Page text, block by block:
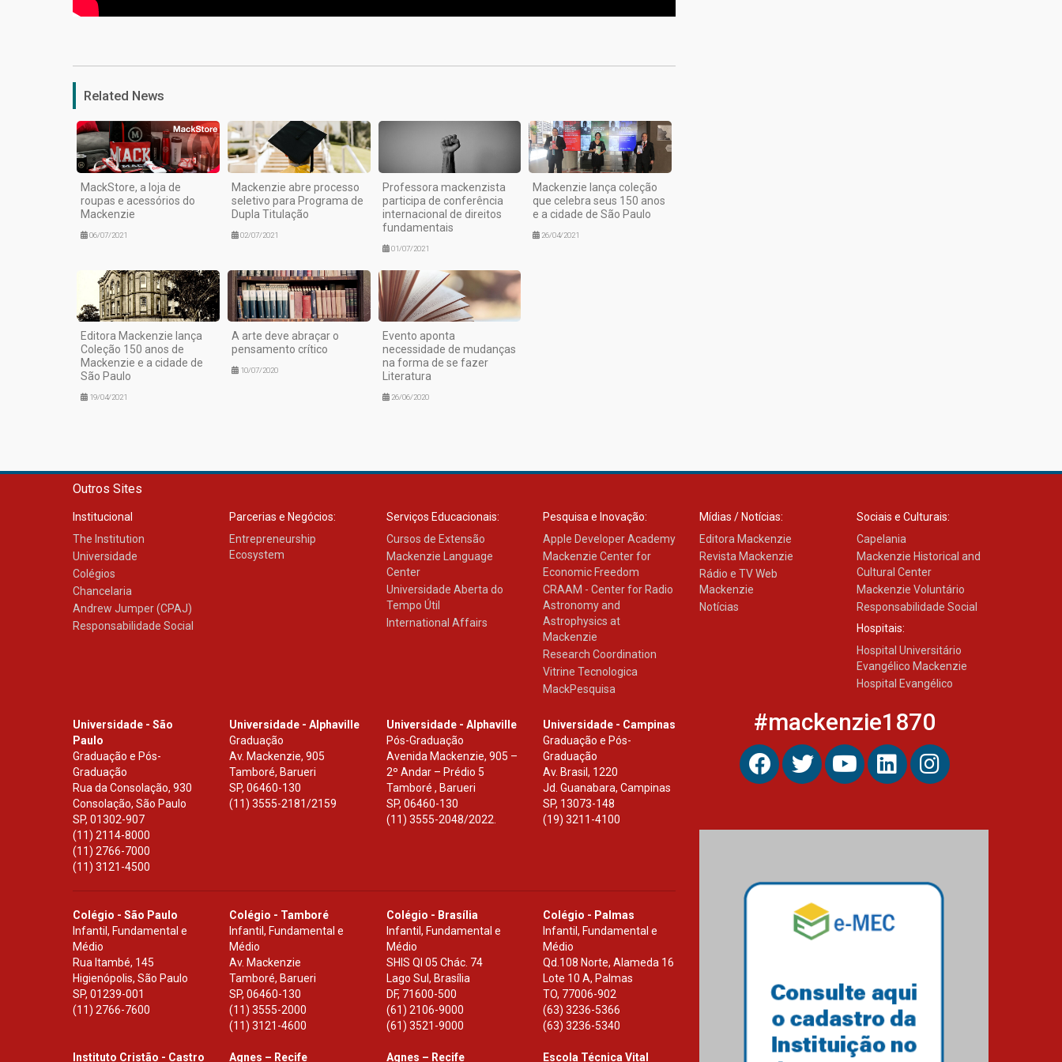
Related News
MackStore, a loja de
roupas e acessórios do
Mackenzie
06/07/2021
Mackenzie abre processo
seletivo para Programa de
Dupla Titulação
02/07/2021
Professora mackenzista
participa de conferência
internacional de direitos
fundamentais
01/07/2021
Mackenzie lança coleção
que celebra seus 150 anos
e a cidade de São Paulo
26/04/2021
Editora Mackenzie lança
Coleção 150 anos de
Mackenzie e a cidade de
São Paulo
19/04/2021
A arte deve abraçar o
pensamento crítico
10/07/2020
Evento aponta
necessidade de mudanças
na forma de se fazer
Literatura
26/06/2020
Outros Sites
Institucional
The Institution
Universidade
Colégios
Chancelaria
Andrew Jumper (CPAJ)
Responsabilidade Social
Parcerias e Negócios:
Entrepreneurship
Ecosystem
Serviços Educacionais:
Cursos de Extensão
Mackenzie Language
Center
Universidade Aberta do
Tempo Útil
International Affairs
Pesquisa e Inovação:
Apple Developer Academy
Mackenzie Center for
Economic Freedom
CRAAM - Center for Radio
Astronomy and
Astrophysics at
Mackenzie
Research Coordination
Vitrine Tecnologica
MackPesquisa
Mídias / Notícias:
Editora Mackenzie
Revista Mackenzie
Rádio e TV Web
Mackenzie
Notícias
Sociais e Culturais:
Capelania
Mackenzie Historical and
Cultural Center
Mackenzie Voluntário
Responsabilidade Social
Hospitais:
Hospital Universitário
Evangélico Mackenzie
Hospital Evangélico
Universidade - São
Paulo
Graduação e Pós-
Graduação
Rua da Consolação, 930
Consolação, São Paulo
SP, 01302-907
(11) 2114-8000
(11) 2766-7000
(11) 3121-4500
Universidade - Alphaville
Graduação
Av. Mackenzie, 905
Tamboré, Barueri
SP,06460-130
(11) 3555-2181/2159
Universidade - Alphaville
Pós-Graduação
Avenida Mackenzie, 905 –
2º Andar – Prédio 5
Tamboré , Barueri
SP, 06460-130
(11) 3555-2048/2022.
Universidade - Campinas
Graduação e Pós-
Graduação
Av. Brasil, 1220
Jd. Guanabara, Campinas
SP, 13073-148
(19) 3211-4100
Colégio - São Paulo
Infantil, Fundamental e
Médio
Rua Itambé, 145
Higienópolis, São Paulo
SP, 01239-001
(11) 2766-7600
Colégio - Tamboré
Infantil, Fundamental e
Médio
Av. Mackenzie
Tamboré, Barueri
SP,06460-130
(11) 3555-2000
(11) 3121-4600
Colégio - Brasília
Infantil, Fundamental e
Médio
SHIS Ql 05 Chác. 74
Lago Sul, Brasília
DF, 71600-500
(61) 2106-9000
(61) 3521-9000
Colégio - Palmas
Infantil, Fundamental e
Médio
Qd.108 Norte, Alameda 16
Lote 10 A, Palmas
TO, 77006-902
(63) 3236-5366
(63) 3236-5340
Instituto Cristão - Castro Agnes – Recife Agnes – Recife Escola Técnica Vital
#mackenzie1870